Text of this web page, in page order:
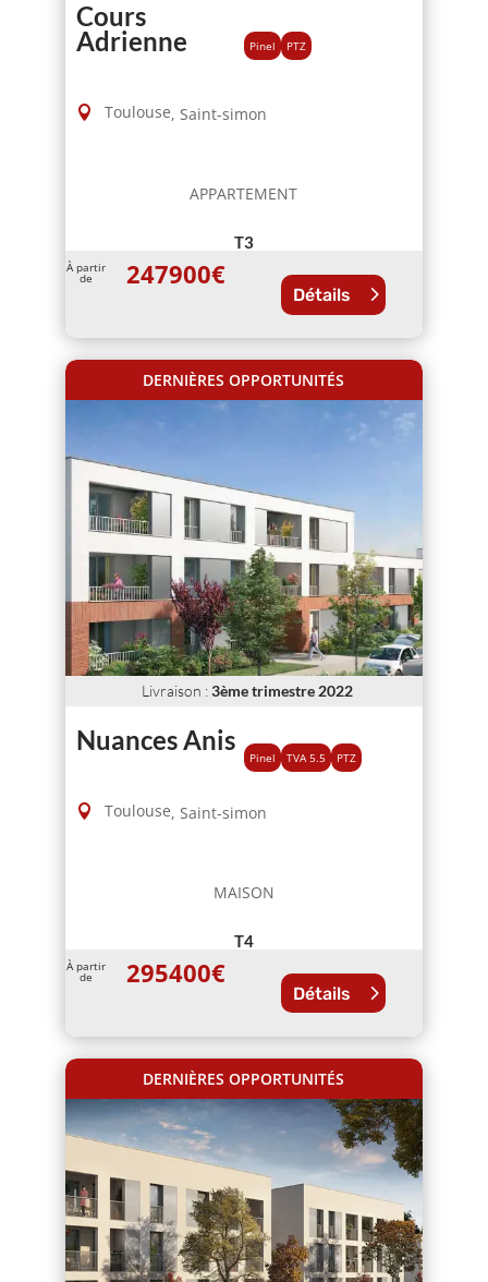
Cours
Adrienne
Pinel PTZ
Toulouse, Saint-simon
APPARTEMENT
T3
À partir
de 247900€
Détails
DERNIÈRES OPPORTUNITÉS
Livraison :3ème trimestre 2022
Nuances Anis
Pinel TVA 5.5 PTZ
Toulouse, Saint-simon
MAISON
T4
À partir
de 295400€
Détails
DERNIÈRES OPPORTUNITÉS